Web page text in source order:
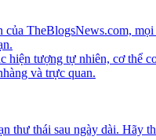
TheBlogsNews.com,
tượng tự nhiên, cơ thể
và trực quan.
thư thái sau ngày dài. Hãy